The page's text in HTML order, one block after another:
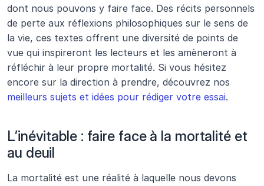
dont nous pouvons y faire face. Des récits personnels
de perte aux réflexions philosophiques sur le sens de
la vie, ces textes offrent une diversité de points de
vue qui inspireront les lecteurs et les amèneront à
réfléchir à leur propre mortalité. Si vous hésitez
meilleurs sujets et idées pour rédiger votre essai.
L’inévitable : faire face à la mortalité et
au deuil
La mortalité est une réalité à laquelle nous devons